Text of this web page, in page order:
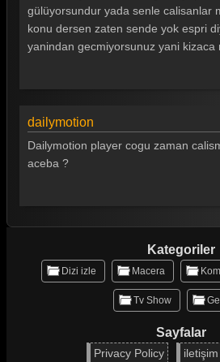
gülüyorsundur yada senle calisanlar
konu dersen zaten sende yok espri
yanindan gecmiyorsunuz yani kizaca
dailymotion
Dailymotion player cogu zaman
aceba ?
Kategoriler
Dizi izle Macera
Tv Show
Sayfalar
Privacy Policy iletişim